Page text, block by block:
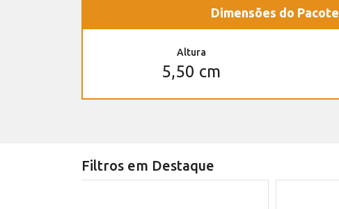
Dimensões do Pacote
Altura
5,50 cm
Filtros em Destaque